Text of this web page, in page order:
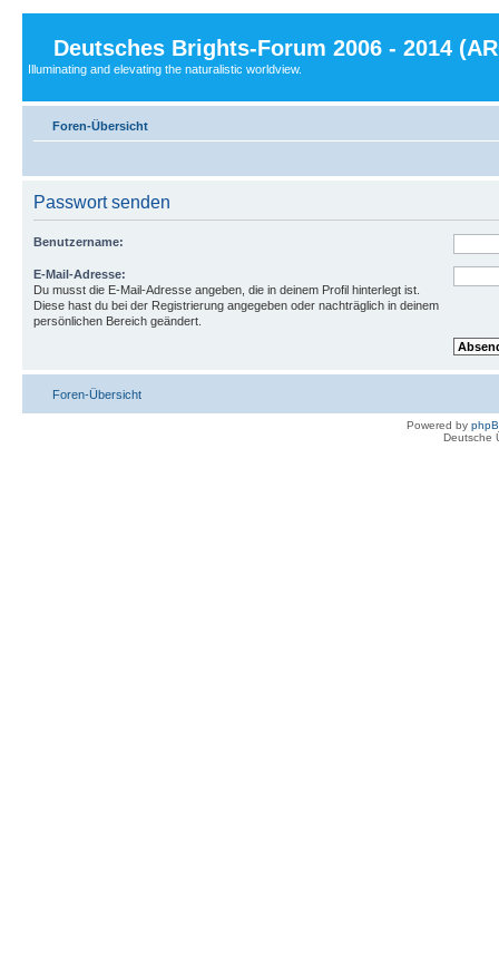
Deutsches Brights-Forum 2006 - 2014
Illuminating and elevating the naturalistic worldview.
Foren-Übersicht
Passwort senden
Benutzername:
E-Mail-Adresse:
Du musst die E-Mail-Adresse angeben, die in deinem Profil hinterlegt ist.
Diese hast du bei der Registrierung angegeben oder nachträglich in deinem
persönlichen Bereich geändert.
Foren-Übersicht
Powered by
Deutsche